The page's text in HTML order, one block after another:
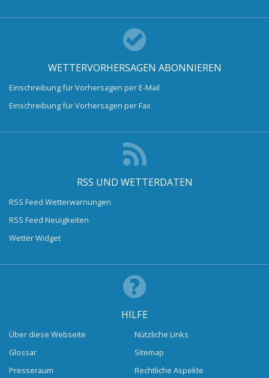
WETTERVORHERSAGEN ABONNIEREN
Einschreibung für Vorhersagen per E-Mail
Einschreibung für Vorhersagen per Fax
RSS UND WETTERDATEN
RSS Feed Wetterwarnungen
RSS Feed Neuigkeiten
Wetter Widget
HILFE
Über diese Webseite
Glossar
Presseraum
Nützliche Links
Sitemap
Rechtliche Aspekte